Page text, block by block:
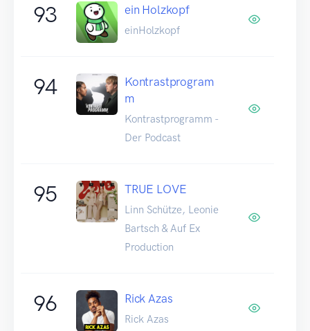
93 ein Holzkopf
einHolzkopf
94
Kontrastprogram
m
Kontrastprogramm -
Der Podcast
95 TRUE LOVE
Linn Schütze, Leonie
Bartsch & Auf Ex
Production
96 Rick Azas
Rick Azas